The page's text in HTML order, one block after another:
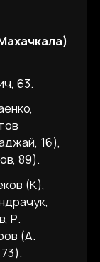
63.
16),
89).
(К),
Р.
(А.